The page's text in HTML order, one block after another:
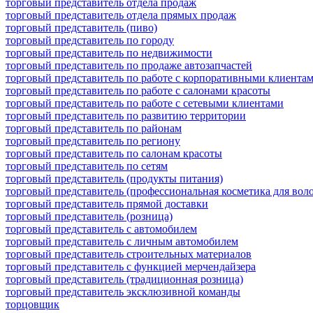
торговый представитель отдела прямых продаж
торговый представитель (пиво)
торговый представитель по городу
торговый представитель по недвижимости
торговый представитель по продаже автозапчастей
торговый представитель по работе с корпоративными
торговый представитель по работе с салонами красоты
торговый представитель по работе с сетевыми клиентами
торговый представитель по развитию территории
торговый представитель по районам
торговый представитель по региону
торговый представитель по салонам красоты
торговый представитель по сетям
торговый представитель (продукты питания)
торговый представитель (профессиональная косметика для
торговый представитель прямой доставки
торговый представитель (розница)
торговый представитель с автомобилем
торговый представитель с личным автомобилем
торговый представитель строительных материалов
торговый представитель с функцией мерчендайзера
торговый представитель (традиционная розница)
торговый представитель эксклюзивной команды
торцовщик